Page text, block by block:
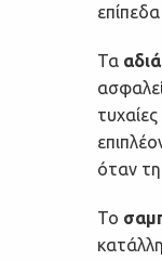
Τα
όταν
Το